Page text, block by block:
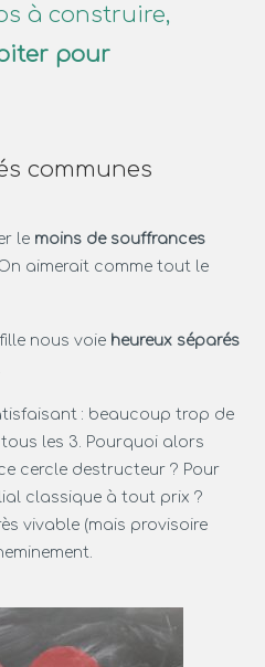
à construire,
pour
communes
le moins de souffrances
aimerait comme tout le
nous voie heureux séparés
: beaucoup trop de
les 3. Pourquoi alors
cercle destructeur ? Pour
classique à tout prix ?
vivable (mais provisoire